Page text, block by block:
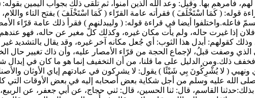
فأمرهم بها. وقيل: وعد الله الذين آمنوا، ثم تلقى ذلك بجواب اليمين
( كَمَا اسْتَخْلَفَ ) فقرأته عامة القرّاء ( كَمَا اسْتَخْلَفَ ) بفتح التاء
أيضا في قراءة قوله: ( وليبدلنهم ) فقرأ ذلك عامة قرّاء
إذا غيرت حاله، ولم يأت مكان غيره، وكذلك كلّ مغير عن حاله، فهو عندهم
كقولهم: أبدل هذا الثوب: أي جُعل مكانه آخر غيره، وقد يقال بالتشديد
وصفت قبلُ، لإجماع الحجة من قرّاء الأمصار عليه، وأن ذاك تغيير حال
ذلك.ومن الدليل على ما قلنا، من أن التخفيف إنما هو ما كان في إبدال
( لا يُشْرِكُونَ بِي شَيْئًا ) يقول: لا يشركون في عبادتهم إياي الأوثان
الله عليه وسلم من أجل شكاية بعض أصحابه إليه في بعض الأوقات التي
القاسم، قال: ثنا الحسين، قال: ثني حجاج، عن أبي جعفر، عن الربيع،